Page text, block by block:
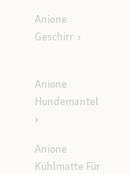
Anione
Geschirr
Anione
Hundemantel
Anione
Kühlmatte Für